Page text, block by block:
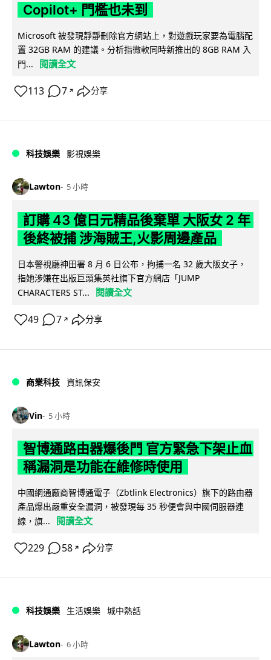
Copilot+ 門檻也未到
Microsoft 被發現靜靜刪除官方網站上，對遊戲玩家要為電腦配
置 32GB RAM 的建議。分析指微軟同時新推出的 8GB RAM 入
門...
閱讀全文
113 7 ↗ 分享
科技娛樂 影視娛樂
Lawton 5 小時
訂購 43 億日元精品後棄單 大阪女 2 年
後終被捕 涉海賊王,火影周邊產品
日本警視廳神田署 8 月 6 日公布，拘捕一名 32 歲大阪女子，
指她涉嫌在出版巨頭集英社旗下官方網店「JUMP
CHARACTERS ST...
閱讀全文
49 7 ↗ 分享
商業科技 資訊保安
Vin 5 小時
智博通路由器爆後門 官方緊急下架止血
稱漏洞是功能在維修時使用
中國網通廠商智博通電子（Zbtlink Electronics）旗下的路由器
產品爆出嚴重安全漏洞，被發現每 35 秒便會與中國伺服器連
線，旗...
閱讀全文
229 58 ↗ 分享
科技娛樂 生活娛樂 城中熱話
Lawton 6 小時